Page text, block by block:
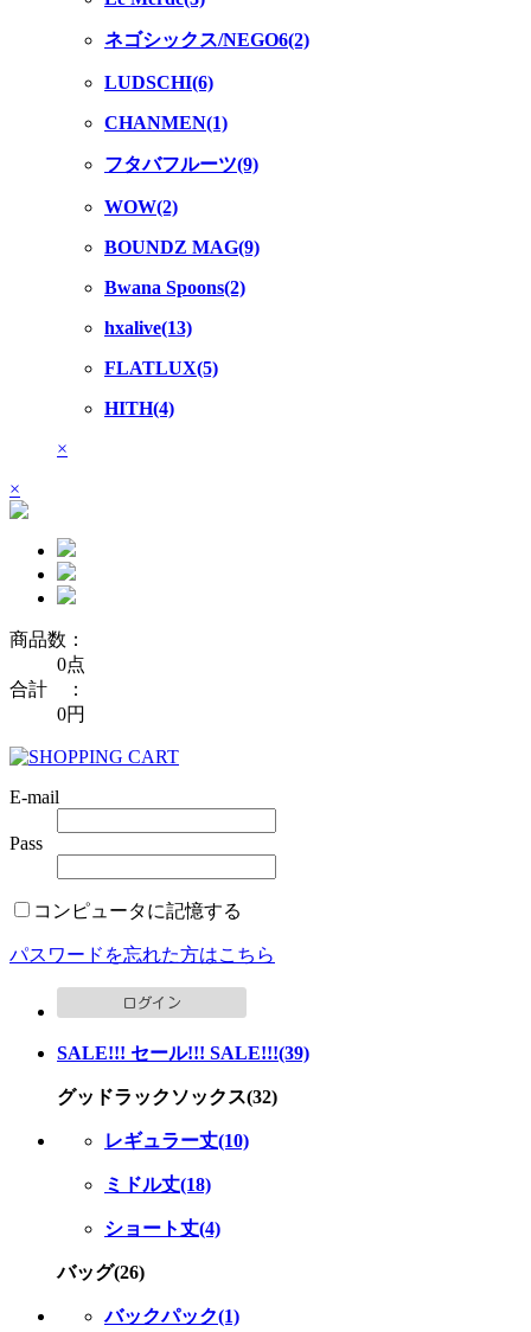
ネゴシックス/NEGO6(2)
LUDSCHI(6)
CHANMEN(1)
フタバフルーツ(9)
WOW(2)
BOUNDZ MAG(9)
Bwana Spoons(2)
hxalive(13)
FLATLUX(5)
HITH(4)
×
×
商品数：
0点
合計 ：
0円
E-mail
Pass
コンピュータに記憶する
パスワードを忘れた方はこちら
SALE!!! セール!!! SALE!!!(39)
グッドラックソックス(32)
レギュラー丈(10)
ミドル丈(18)
ショート丈(4)
バッグ(26)
バックパック(1)